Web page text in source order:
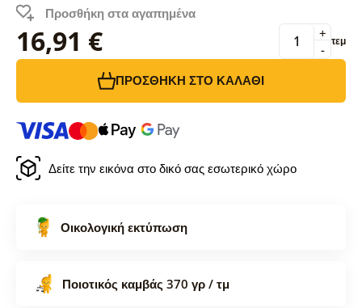
Προσθήκη στα αγαπημένα
16,91 € -
+ τεμ
ΠΡΟΣΘΉΚΗ ΣΤΟ ΚΑΛΆΘΙ
Δείτε την εικόνα στο δικό σας εσωτερικό χώρο
Οικολογική εκτύπωση
Ποιοτικός καμβάς 370 γρ / τμ